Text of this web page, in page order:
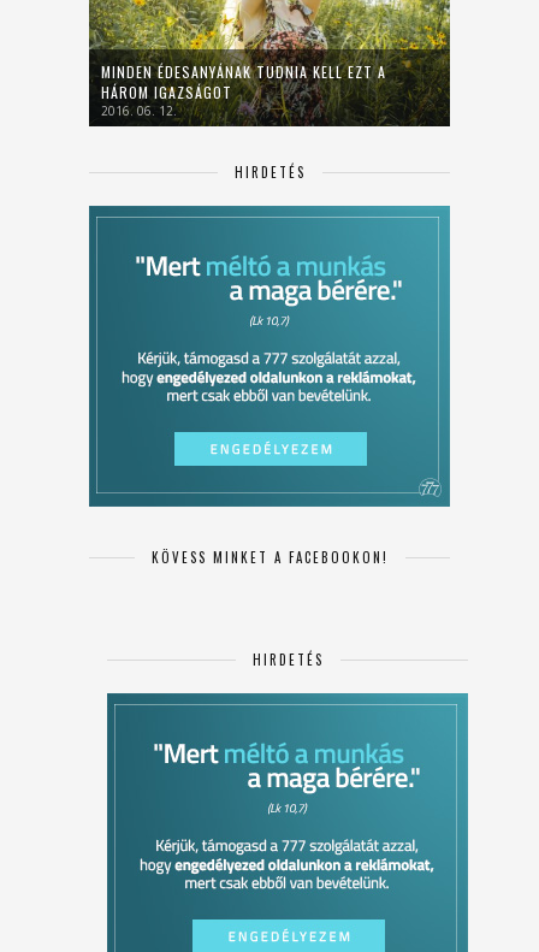
MINDEN ÉDESANYÁNAK TUDNIA KELL EZT A
HÁROM IGAZSÁGOT
2016. 06. 12.
HIRDETÉS
KÖVESS MINKET A FACEBOOKON!
HIRDETÉS